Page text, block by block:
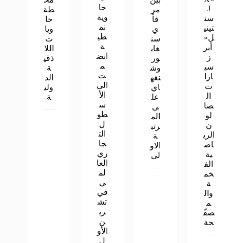
J
سن
تيني
ل«
أبر
ز
سي
ارا
ت
ال
صا
لو
ن
الري
اض
ية
الف
خم
ة
وال
م
صفّ
حة
مر
فأ
ي
سن
غاب
ور
وش
نغه
اي
عل
ى
الم
رتب
ة
الاو
لى
حا
وية
نم
طي
ة
انض
م
ت
الى
الأ
س
طو
ل
الت
جا
ري
العا
لم
ي
في
تش
ري
ن
الأو
ل
طة
حا
ويا
ت
اللا
ذقي
ة
الد
ولي
ة